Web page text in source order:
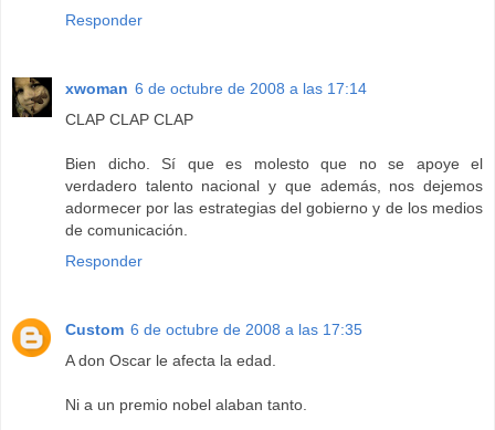
Responder
xwoman 6 de octubre de 2008 a las 17:14
CLAP CLAP CLAP
Bien dicho. Sí que es molesto que no se apoye el
verdadero talento nacional y que además, nos dejemos
adormecer por las estrategias del gobierno y de los medios
de comunicación.
Responder
Custom 6 de octubre de 2008 a las 17:35
A don Oscar le afecta la edad.
Ni a un premio nobel alaban tanto.